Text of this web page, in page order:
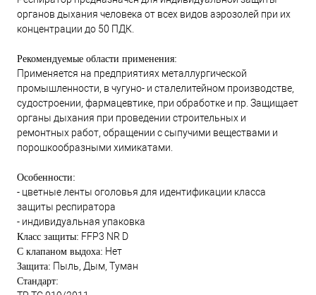
органов дыхания человека от всех видов аэрозолей при их
концентрации до 50 ПДК.
Рекомендуемые области применения:
Применяется на предприятиях металлургической
промышленности, в чугуно- и сталелитейном производстве,
судостроении, фармацевтике, при обработке и пр. Защищает
органы дыхания при проведении строительных и
ремонтных работ, обращении с сыпучими веществами и
порошкообразными химикатами.
Особенности:
- цветные ленты оголовья для идентификации класса
защиты респиратора
- индивидуальная упаковка
Класс защиты: FFP3 NR D
С клапаном выдоха: Нет
Защита: Пыль, Дым, Туман
Стандарт: